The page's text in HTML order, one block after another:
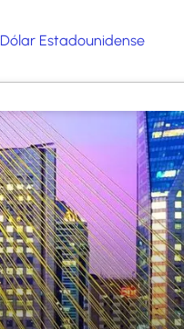
Dólar Estadounidense